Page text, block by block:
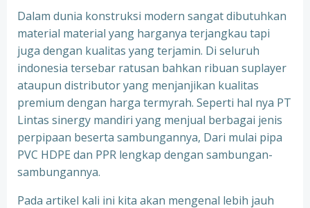
Dalam dunia konstruksi modern sangat dibutuhkan
material material yang harganya terjangkau tapi
juga dengan kualitas yang terjamin. Di seluruh
indonesia tersebar ratusan bahkan ribuan suplayer
ataupun distributor yang menjanjikan kualitas
premium dengan harga termyrah. Seperti hal nya PT
Lintas sinergy mandiri yang menjual berbagai jenis
perpipaan beserta sambungannya, Dari mulai pipa
PVC HDPE dan PPR lengkap dengan sambungan-
sambungannya.
Pada artikel kali ini kita akan mengenal lebih jauh